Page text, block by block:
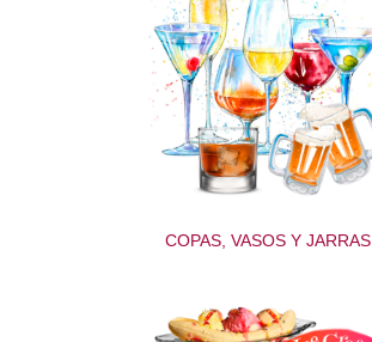
COPAS, VASOS Y JARRAS